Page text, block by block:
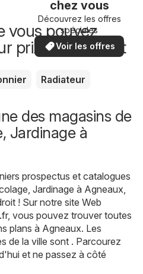
chez vous
Découvrez les offres
spéciales
Voir les offres
vous pouvez
prix maintenant
Radiateur
des magasins de
Jardinage à
prospectus et catalogues
Jardinage à Agneaux,
! Sur notre site Web
, vous pouvez trouver toutes
plans à Agneaux. Les
de la ville sont . Parcourez
et ne passez à côté